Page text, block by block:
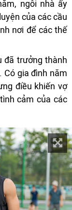
ngôi nhà ấy
của các cầu
nơi để các thế
đã trưởng thành
Có gia đình năm
điều khiến vợ
cảm của các